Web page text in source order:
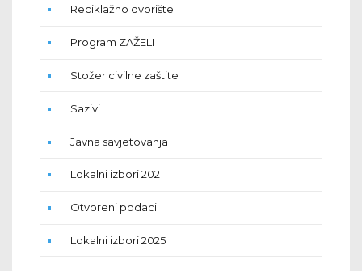
Reciklažno dvorište
Program ZAŽELI
Stožer civilne zaštite
Sazivi
Javna savjetovanja
Lokalni izbori 2021
Otvoreni podaci
Lokalni izbori 2025